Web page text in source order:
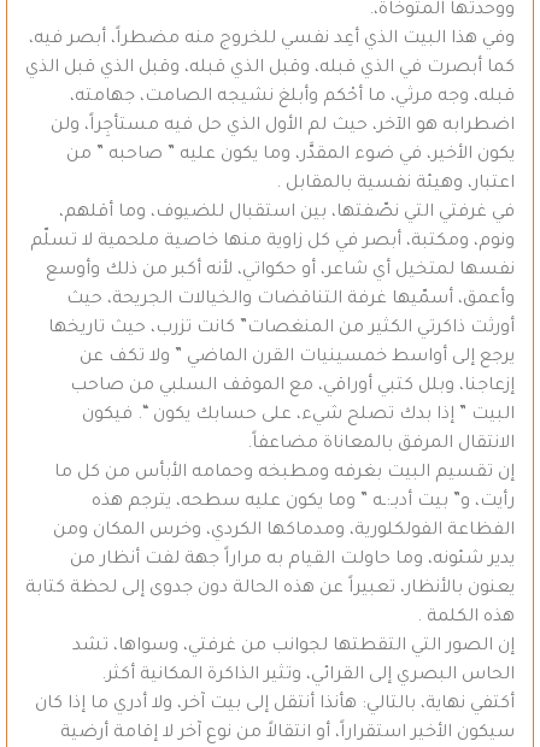
ووحدتها المتوخاة،.
وفي هذا البيت الذي أعِد نفسي للخروج منه مضطراً، أبصر فيه،
كما أبصرت في الذي قبله، وقبل الذي قبله، وقبل الذي قبل الذي
قبله، وجه مرثي، ما أحْكم وأبلغ نشيجه الصامت، جهامته،
اضطرابه هو الآخر، حيث لم الأول الذي حل فيه مستأجِراً، ولن
يكون الأخير، في ضوء المقدَّر، وما يكون عليه ” صاحبه ” من
اعتبار، وهيئة نفسية بالمقابل .
في غرفتي التي نصّفتها، بين استقبال للضيوف، وما أقلهم،
ونوم، ومكتبة، أبصر في كل زاوية منها خاصية ملحمية لا تسلّم
نفسها لمتخيل أي شاعر، أو حكواتي، لأنه أكبر من ذلك وأوسع
وأعمق، أسمّيها غرفة التناقضات والخيالات الجريحة، حيث
أورثت ذاكرتي الكثير من المنغصات” كانت تزرب، حيث تاريخها
يرجع إلى أواسط خمسينيات القرن الماضي ” ولا تكف عن
إزعاجنا، وبلل كتبي أوراقي، مع الموقف السلبي من صاحب
البيت ” إذا بدك تصلح شيء، على حسابك يكون “. فيكون
الانتقال المرفق بالمعاناة مضاعفاً.
إن تقسيم البيت بغرفه ومطبخه وحمامه الأبأس من كل ما
رأيت، و” بيت أدبـ:ـه ” وما يكون عليه سطحه، يترجم هذه
الفظاعة الفولكلورية، ومدماكها الكردي، وخرس المكان ومن
يدير شئونه، وما حاولت القيام به مراراً جهة لفت أنظار من
يعنون بالأنظار، تعبيراً عن هذه الحالة دون جدوى إلى لحظة كتابة
هذه الكلمة .
إن الصور التي التقطتها لجوانب من غرفتي، وسواها، تشد
الحاس البصري إلى القرائي، وتثير الذاكرة المكانية أكثر.
أكتفي نهاية، بالتالي: هأنذا أنتقل إلى بيت آخر، ولا أدري ما إذا كان
سيكون الأخير استقراراً، أو انتقالاً من نوع آخر لا إقامة أرضية